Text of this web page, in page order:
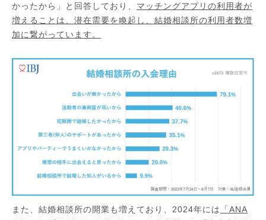
かったから」と回答しており、 マッチングアプリの利用者が
増えることは、潜在需要を喚起し、結婚相談所の利用者数増
加に繋がっています。
また、結婚相談所の開業も増えており、2024年には
「ANA